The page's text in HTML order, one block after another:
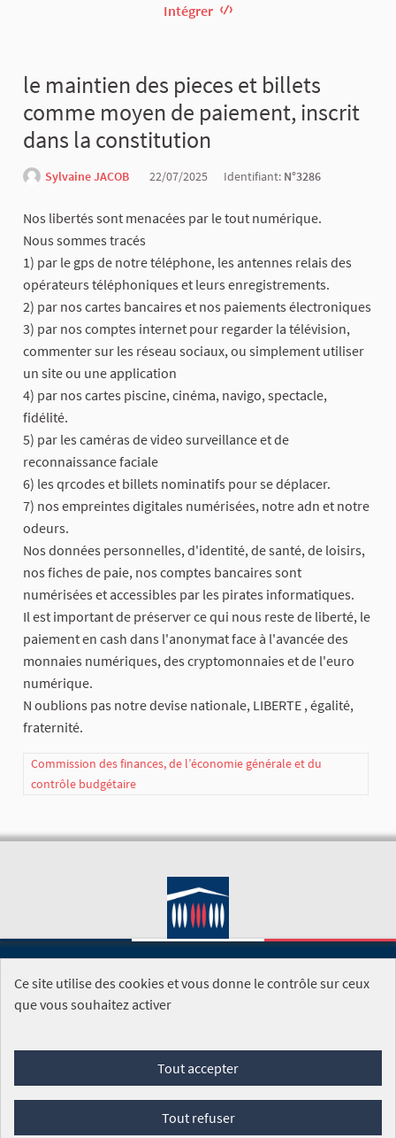
Intégrer
le maintien des pieces et billets
comme moyen de paiement, inscrit
dans la constitution
Sylvaine JACOB 22/07/2025 Identifiant: N°3286
Nos libertés sont menacées par le tout numérique.
Nous sommes tracés
1) par le gps de notre téléphone, les antennes relais des
opérateurs téléphoniques et leurs enregistrements.
2) par nos cartes bancaires et nos paiements électroniques
3) par nos comptes internet pour regarder la télévision,
commenter sur les réseau sociaux, ou simplement utiliser
un site ou une application
4) par nos cartes piscine, cinéma, navigo, spectacle,
fidélité.
5) par les caméras de video surveillance et de
reconnaissance faciale
6) les qrcodes et billets nominatifs pour se déplacer.
7) nos empreintes digitales numérisées, notre adn et notre
odeurs.
Nos données personnelles, d'identité, de santé, de loisirs,
nos fiches de paie, nos comptes bancaires sont
numérisées et accessibles par les pirates informatiques.
Il est important de préserver ce qui nous reste de liberté, le
paiement en cash dans l'anonymat face à l'avancée des
monnaies numériques, des cryptomonnaies et de l'euro
numérique.
N oublions pas notre devise nationale, LIBERTE , égalité,
fraternité.
Commission des finances, de l’économie générale et du
contrôle budgétaire
SITE DE L'ASSEMBLÉE NATIONALE
Foire aux questions
Conditions générales d'utilisation (CGU)
Mentions légales
Cookies
Ce site utilise des cookies et vous donne le contrôle sur ceux
que vous souhaitez activer
Tout accepter
Tout refuser